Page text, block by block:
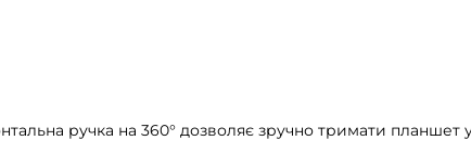
ручка на 360° дозволяє зручно тримати